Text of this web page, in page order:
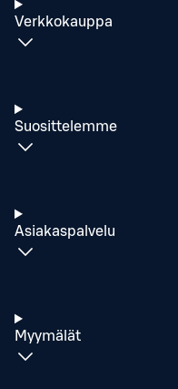
Verkkokauppa
Suosittelemme
Asiakaspalvelu
Myymälät